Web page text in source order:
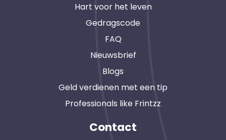
Hart voor het leven
Gedragscode
FAQ
Nieuwsbrief
Blogs
Geld verdienen met een tip
Professionals like Frintzz
Contact